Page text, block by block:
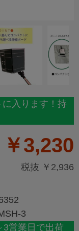
入ります！持
￥3,230
税抜 ￥2,936
3
3営業日で出荷